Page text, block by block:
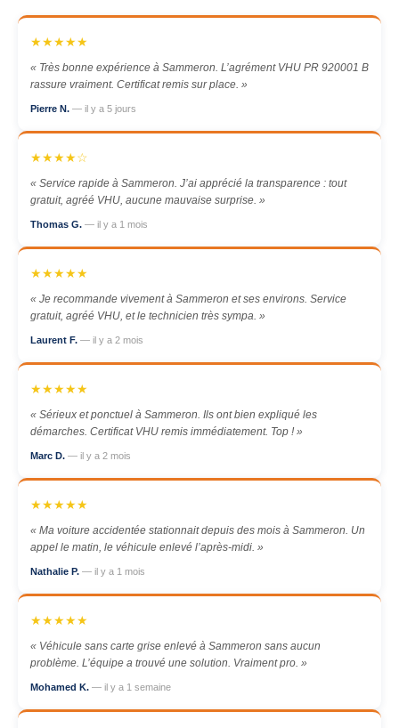
★★★★★
« Très bonne expérience à Sammeron. L’agrément VHU PR 920001 B
rassure vraiment. Certificat remis sur place. »
Pierre N. — il y a 5 jours
★★★★☆
« Service rapide à Sammeron. J’ai apprécié la transparence : tout
gratuit, agréé VHU, aucune mauvaise surprise. »
Thomas G. — il y a 1 mois
★★★★★
« Je recommande vivement à Sammeron et ses environs. Service
gratuit, agréé VHU, et le technicien très sympa. »
Laurent F. — il y a 2 mois
★★★★★
« Sérieux et ponctuel à Sammeron. Ils ont bien expliqué les
démarches. Certificat VHU remis immédiatement. Top ! »
Marc D. — il y a 2 mois
★★★★★
« Ma voiture accidentée stationnait depuis des mois à Sammeron. Un
appel le matin, le véhicule enlevé l’après-midi. »
Nathalie P. — il y a 1 mois
★★★★★
« Véhicule sans carte grise enlevé à Sammeron sans aucun
problème. L’équipe a trouvé une solution. Vraiment pro. »
Mohamed K. — il y a 1 semaine